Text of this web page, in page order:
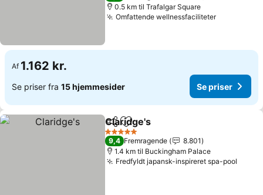
0.5 km til Trafalgar Square
Omfattende wellnessfaciliteter
Af 1.162 kr.
Se priser fra 15 hjemmesider Se priser
Del Føj til favoritter
Claridge's
5 Stjerner
9,4 Fremragende
8.801
1.4 km til Buckingham Palace
Fredfyldt japansk-inspireret spa-pool